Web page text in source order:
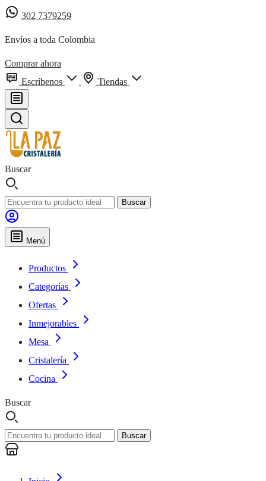
302 7379259
Envíos a toda Colombia
Comprar ahora
Escríbenos
Tiendas
Buscar
Buscar
Menú
Productos
Categorías
Ofertas
Inmejorables
Mesa
Cristalería
Cocina
Buscar
Buscar